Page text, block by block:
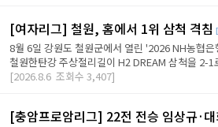
[여자리그] 철원, 홈에서 1위 삼척 격침
8월 6일 강원도 철원군에서 열린 '2026 NH농협
철원한탄강 주상절리길이 H2 DREAM 삼척을 2-
[2026.8.6 조회수 3,407]
[충암프로암리그] 22전 전승 임상규·